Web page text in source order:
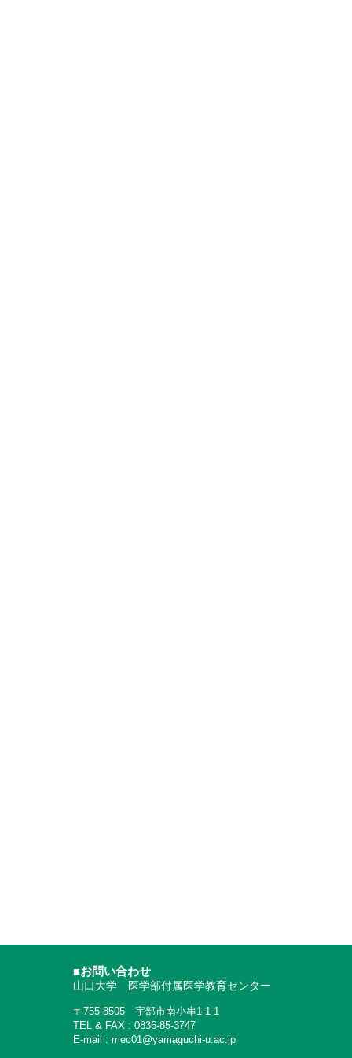
■お問い合わせ
山口大学 医学部付属医学教育センター
〒755-8505 宇部市南小串1-1-1
TEL & FAX : 0836-85-3747
E-mail : mec01@yamaguchi-u.ac.jp